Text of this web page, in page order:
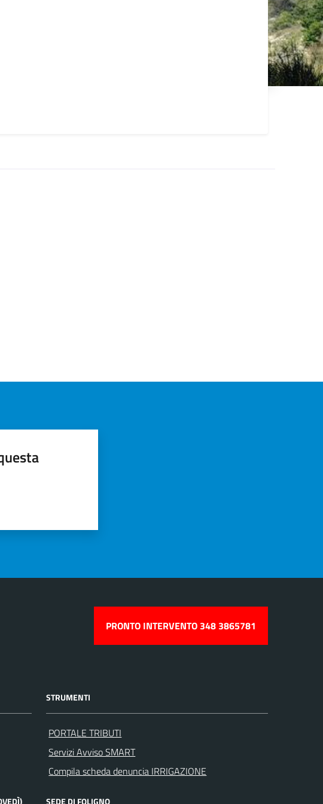
PRONTO INTERVENTO 348 3865781
STRUMENTI
PORTALE TRIBUTI
Servizi Avviso SMART
Compila scheda denuncia IRRIGAZIONE
SEDE DI FOLIGNO